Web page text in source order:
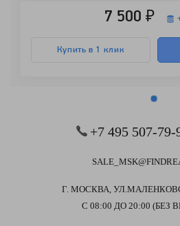
7 500 ₽
Купить в 1 клик
+7 495 507-79-
Г. МОСКВА,
С 08:00 ДО 20:00 (БЕЗ